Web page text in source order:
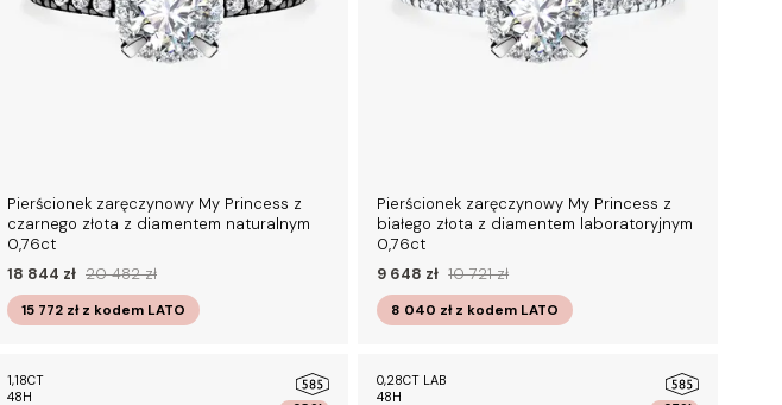
Pierścionek zaręczynowy My Princess z
czarnego złota z diamentem naturalnym
0,76ct
18 844 zł 20 482 zł
15 772 zł z kodem LATO
Pierścionek zaręczynowy My Princess z
białego złota z diamentem laboratoryjnym
0,76ct
9 648 zł 10 721 zł
8 040 zł z kodem LATO
1,18CT
48H
0,28CT LAB
48H